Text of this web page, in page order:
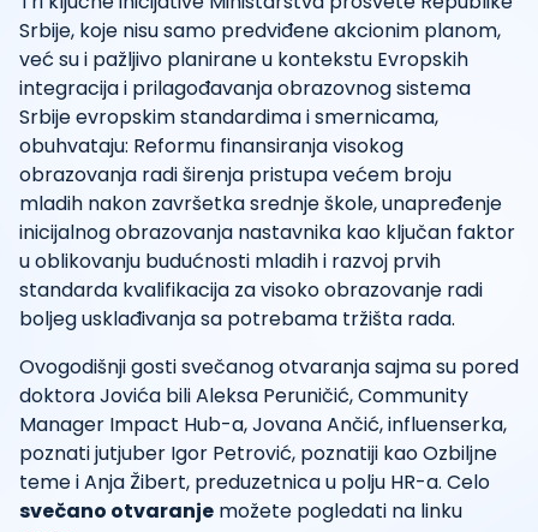
Srbije, koje nisu samo predviđene akcionim planom,
već su i pažljivo planirane u kontekstu Evropskih
integracija i prilagođavanja obrazovnog sistema
Srbije evropskim standardima i smernicama,
obuhvataju: Reformu finansiranja visokog
obrazovanja radi širenja pristupa većem broju
mladih nakon završetka srednje škole, unapređenje
inicijalnog obrazovanja nastavnika kao ključan faktor
u oblikovanju budućnosti mladih i razvoj prvih
standarda kvalifikacija za visoko obrazovanje radi
boljeg usklađivanja sa potrebama tržišta rada.
Ovogodišnji gosti svečanog otvaranja sajma su pored
doktora Jovića bili Aleksa Peruničić, Community
Manager Impact Hub-a, Jovana Ančić, influenserka,
poznati jutjuber Igor Petrović, poznatiji kao Ozbiljne
teme i Anja Žibert, preduzetnica u polju HR-a. Celo
svečano otvaranje možete pogledati na linku